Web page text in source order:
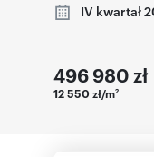
IV kwartał
496 980 zł
12 550 zł/m2